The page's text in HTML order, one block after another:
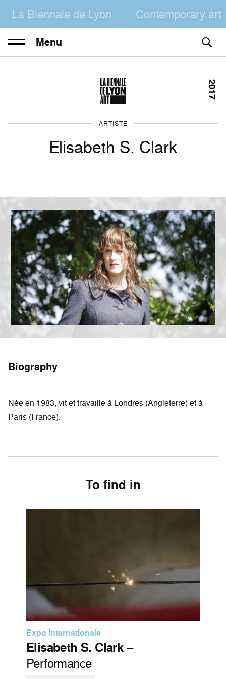
La Biennale de Lyon Contemporary art
Menu
ARTISTE
Elisabeth S. Clark
2017
Biography
Née en 1983, vit et travaille à Londres (Angleterre) et à
Paris (France).
To find in
Expo internationale
Elisabeth S. Clark–
Performance